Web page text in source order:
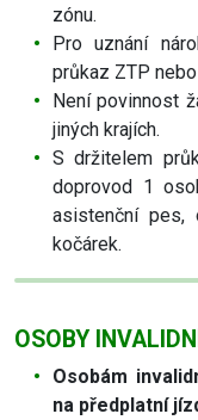
zónu.
Pro uznání
průkaz ZTP
Není povinnost
jiných krajích.
S držitelem
doprovod 1
asistenční pes,
kočárek.
OSOBY
Osobám
na předplatní